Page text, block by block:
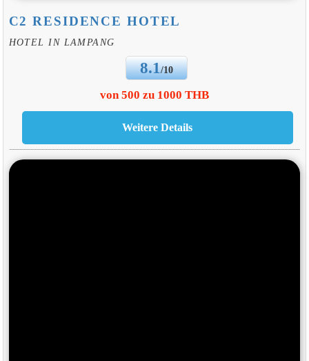
C2 RESIDENCE HOTEL
HOTEL IN LAMPANG
8.1/10
von 500 zu 1000 THB